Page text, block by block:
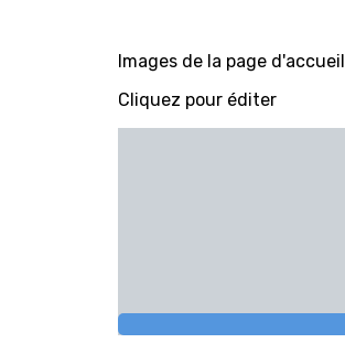
Images de la page d'accueil
Cliquez pour éditer